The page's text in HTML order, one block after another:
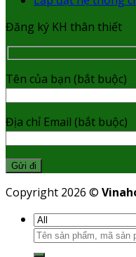
Đăng ký KH thân thiết
Tên của bạn (bắt buộc)
Địa chỉ Email (bắt buộc)
Copyright 2026 ©